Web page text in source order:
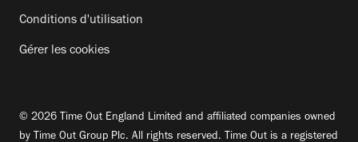
Conditions d'utilisation
Gérer les cookies
© 2026 Time Out England Limited and affiliated companies owned
by Time Out Group Plc. All rights reserved. Time Out is a registered